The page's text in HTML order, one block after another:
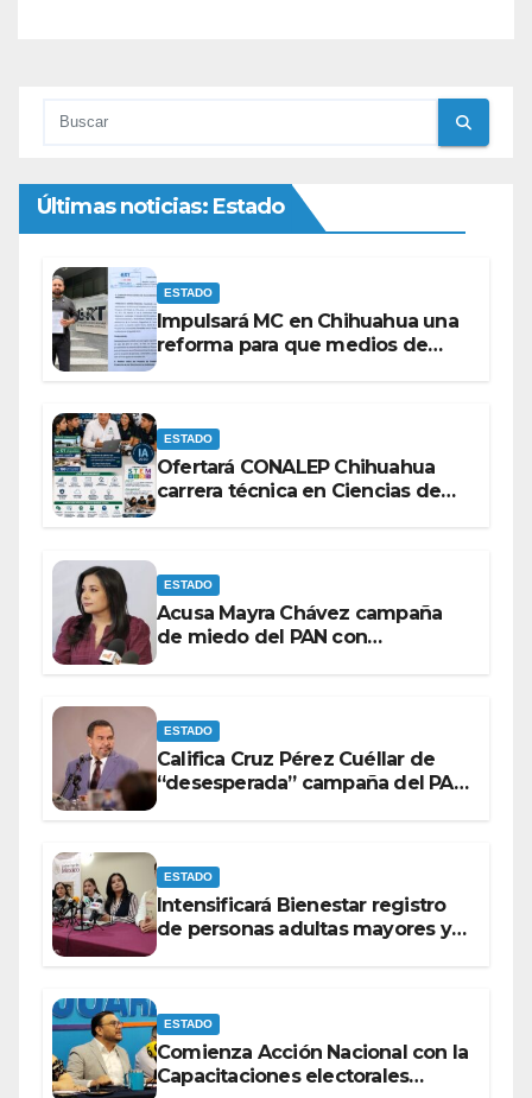
Últimas noticias: Estado
ESTADO
Impulsará MC en Chihuahua una
reforma para que medios de
ESTADO
Ofertará CONALEP Chihuahua
carrera técnica en Ciencias de
ESTADO
Acusa Mayra Chávez campaña
de miedo del PAN con
ESTADO
Califica Cruz Pérez Cuéllar de
“desesperada” campaña del PAN
ESTADO
Intensificará Bienestar registro
de personas adultas mayores y
ESTADO
Comienza Acción Nacional con la
Capacitaciones electorales